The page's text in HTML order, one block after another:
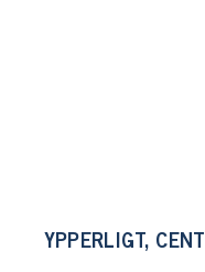
YPPERLIGT,